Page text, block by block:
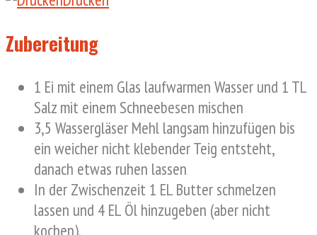
Zubereitung
1 Ei mit einem Glas laufwarmen Wasser und 1 TL
Salz mit einem Schneebesen mischen
3,5 Wassergläser Mehl langsam hinzufügen bis
ein weicher nicht klebender Teig entsteht,
danach etwas ruhen lassen
In der Zwischenzeit 1 EL Butter schmelzen
lassen und 4 EL Öl hinzugeben (aber nicht
kochen).